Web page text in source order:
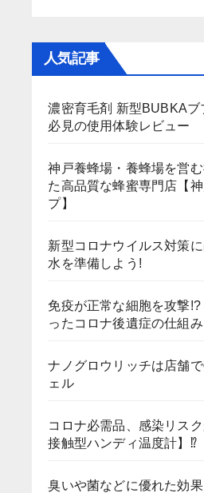
人気記事
濃密育毛剤 新型BUBKA
必見の使用体験レビュー
神戸養蜂場・養蜂場を営
た高品質な蜂蜜専門店【
プ】
新型コロナウイルス対策
水を準備しよう!
免疫が正常な細胞を攻撃
ったコロナ後遺症の仕組み
ナノグロウリッチは店舗
ェル
コロナ必需品、感染リス
接触型ハンディ温度計】⁉
臭いや菌などに優れた効